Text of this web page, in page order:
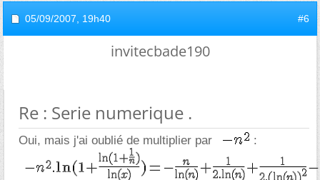
05/09/2007, 19h40 #6
invitecbade190
Re : Serie numerique .
Oui, mais j'ai oublié de multiplier par :